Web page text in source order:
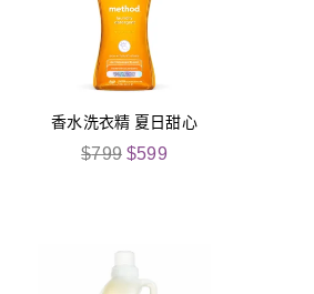
香水洗衣精 夏日甜心
$799 原
$599目